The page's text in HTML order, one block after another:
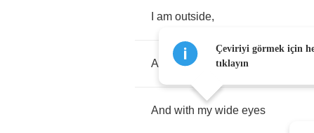
am outside,
And I've been waiting
And with my wide eyes
Çeviriyi görmek için
tıklayın